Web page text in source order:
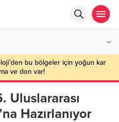
bu bölgeler için yoğun kar
ve don var!
Uluslararası
Hazırlanıyor